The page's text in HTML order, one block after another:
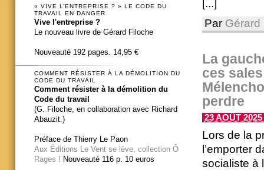
[...]
Par Gérard
La
ces
perdre
23 AOÛT 2025
Lors de la
l’emporter
socialiste à
« VIVE L’ENTREPRISE ? » LE CODE DU
TRAVAIL EN DANGER
Vive l'entreprise ?
Le nouveau livre de Gérard Filoche
Nouveauté 192 pages. 14,95 €
COMMENT RÉSISTER À LA DÉMOLITION DU
CODE DU TRAVAIL
Comment résister à la démolition du
Code du travail
(G. Filoche, en collaboration avec Richard
Abauzit.)
Préface de Thierry Le Paon
Aux Éditions Le Vent se lève, collection Ô
Rages ! Nouveauté 116 p. 10 euros